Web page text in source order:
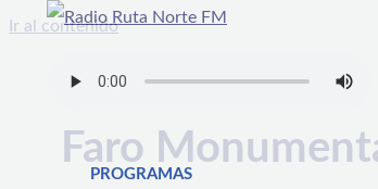
Ir al contenido
PROGRAMAS
Faro